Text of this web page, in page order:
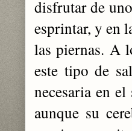
disfrutar de
esprintar, y en
las piernas. A
este tipo de
necesaria en
aunque su